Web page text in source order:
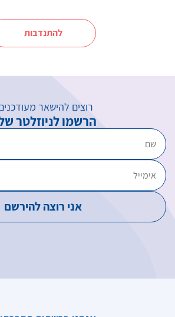
להתנדבות
רוצים להישאר
הרשמו לניוזלטר